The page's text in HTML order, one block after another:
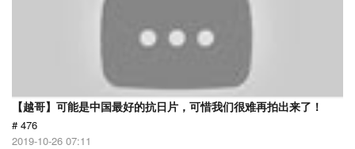
【越哥】可能是中国最好的抗日片，可惜我们很难再拍出来了！
# 476
2019-10-26 07:11